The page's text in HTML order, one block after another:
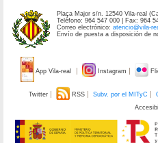
Plaça Major s/n. 12540 Vila-real
Teléfono: 964 547 000 | Fax: 964
Correo electrónico:atencio@vila-
Envío de puesta a disposición de
App Vila-real Instagram
Twitter RSS Subv. por el MITyC